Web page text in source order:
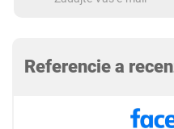
Referencie a